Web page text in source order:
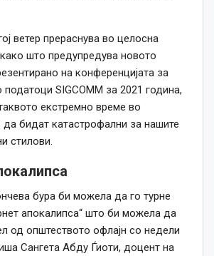
ветер прераснува во целосна
како што предупредува новото
на конференцијата за
податоци SIGCOMM за 2021 година,
екстремно време во
бидат катастрофални за нашите
стилови.
бура би можела да го турне
апокалипса“ што би можела да
од општеството офлајн со недели
Сангета Абду Ѓиоти, доцент на